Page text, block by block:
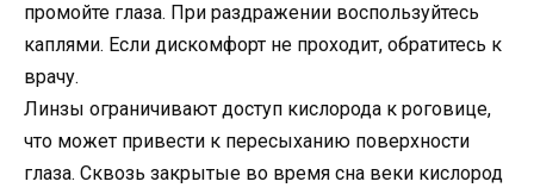
промойте глаза. При раздражении воспользуйтесь
каплями. Если дискомфорт не проходит, обратитесь к
врачу.
Линзы ограничивают доступ кислорода к роговице,
что может привести к пересыханию поверхности
глаза. Сквозь закрытые во время сна веки кислород